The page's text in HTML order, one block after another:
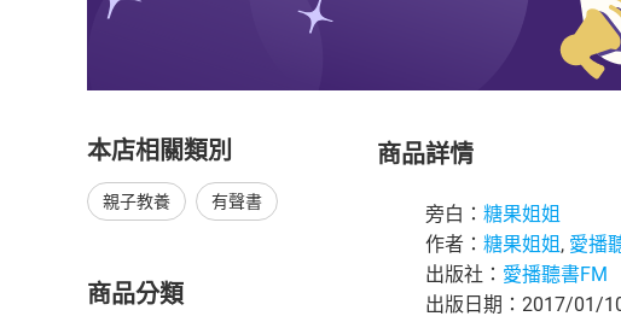
本店相關類別
親子教養 有聲書
商品分類
商品詳情
旁白： 糖果姐姐
作者： 糖果姐姐 , 愛播
出版社： 愛播聽書FM
出版日期：2017/01/